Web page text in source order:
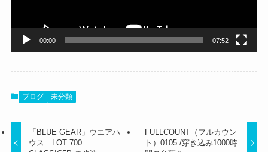
00:00 07:52
ブログ 未分類
「BLUE GEAR」ウエアハ
ウス LOT 700
FULLCOUNT（フルカウン
ト）0105 /穿き込み1000時